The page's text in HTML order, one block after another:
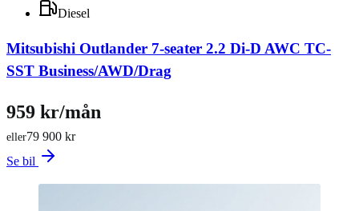
Diesel
Mitsubishi Outlander 7-seater 2.2 Di-D AWC TC-
SST Business/AWD/Drag
79 900 kr
eller
959 kr/mån
Se bil